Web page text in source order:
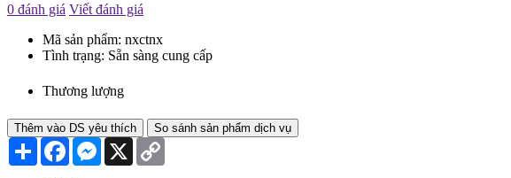
0 đánh giá Viết đánh giá
Mã sản phẩm: nxctnx
Tình trạng: Sẵn sàng cung cấp
Thương lượng
Thêm vào DS yêu thích So sánh sản phẩm dịch vụ
Chia
sẻ
FacebookMessenger
X